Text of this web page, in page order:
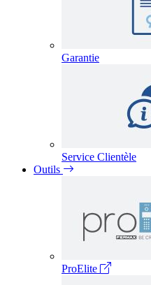
Garantie
Service Clientèle
Outils
ProElite